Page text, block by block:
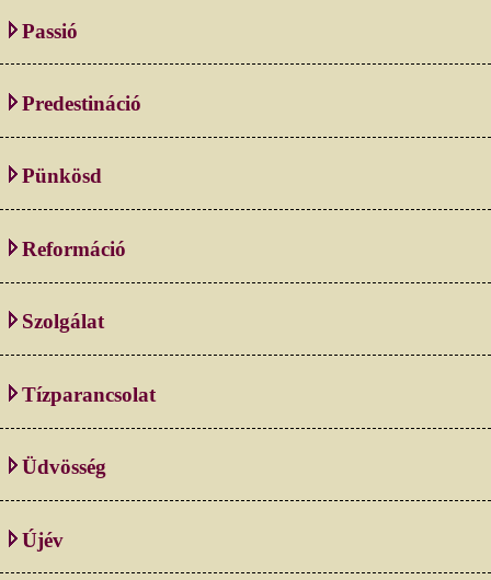
Passió
Predestináció
Pünkösd
Reformáció
Szolgálat
Tízparancsolat
Üdvösség
Újév